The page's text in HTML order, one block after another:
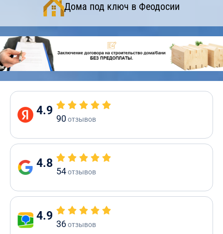
Дома под ключ в Феодосии
4.9
90отзывов
4.8
54отзывов
4.9
36отзывов